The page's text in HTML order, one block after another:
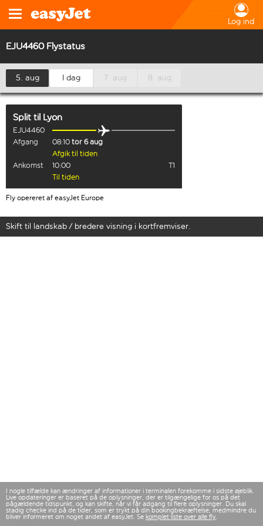
Log ind
EJU4460 Flystatus
5. aug I dag 7. aug 8. aug
Split til Lyon
EJU4460
Afgang
08:10 tor 6 aug
Afgik til tiden
Ankomst
10:00
T1
Til tiden
Fly opereret af easyJet Europe
Skift til landskab / bredere visning i kortfremviser.
I nogle tilfælde kan ændringer af informationer i terminalen forekomme i sidste øjeblik.
Live opdateringer er baseret på de oplysninger, der er tilgængelige for os på det
pågældende tidspunkt, og kan skifte, når vi får adgang til flere oplysninger. Du skal
stadig checke ind på de tider, som er trykt på din bookingbekræftelse, medmindre du
bliver informeret om noget andet af easyJet. Se komplet liste over alle fly.